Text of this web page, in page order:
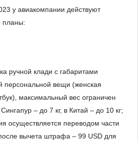
у авиакомпании действуют
планы:
ручной клади с габаритами
персональной вещи (женская
максимальный вес ограничен
– до 7 кг, в Китай – до 10 кг;
осуществляется переводом части
вычета штрафа – 99 USD для